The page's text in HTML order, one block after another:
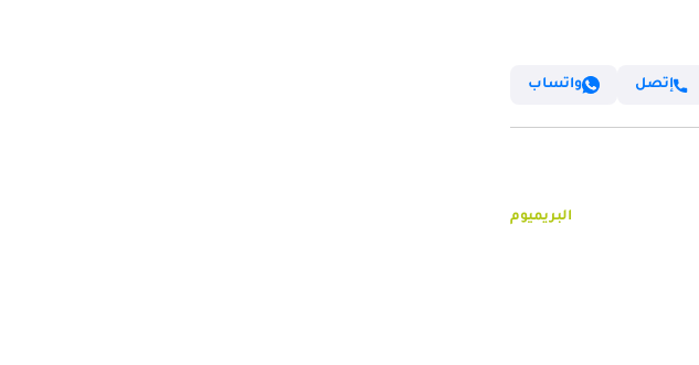
إتصل واتساب
البريميوم